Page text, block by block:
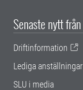
Senaste nytt från
Driftinformation
Lediga anställningar
SLU i media